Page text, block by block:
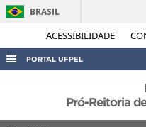
ACESSIBILIDADE
BRASIL
PORTAL UFPEL
AUDITORIAPró-Reitoria